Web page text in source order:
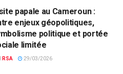
papale au Cameroun :
enjeux géopolitiques,
politique et portée
limitée
RSA 29/03/2026